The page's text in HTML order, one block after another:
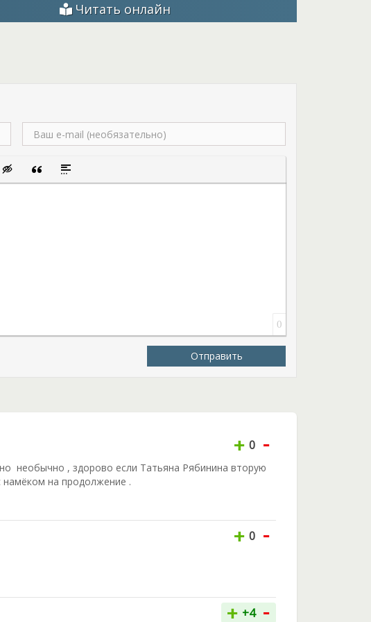
в свое прежнее тело и продолжить былую жизнь, но
служения ведьме сроком приблизительно 10 лет.
Читать онлайн
список
смайликскрытого текста
Вставка цитаты
Вставка спойлера
0
Отправить
+ 0 -
необычно , здорово если Татьяна Рябинина вторую
на продолжение .
+ 0 -
+ +4 -